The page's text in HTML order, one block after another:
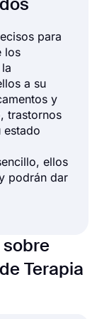
para
los
a su
y
trastornos
estado
ellos
podrán dar
sobre
Terapia